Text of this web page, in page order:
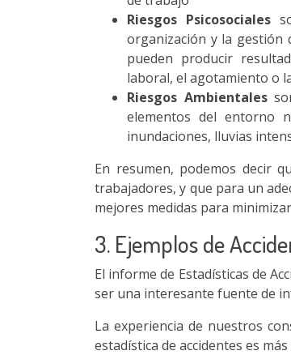
Riesgos Psicosociales
organización y la gestión
pueden producir
laboral, el agotamiento o
Riesgos Ambientales
elementos del entorno
inundaciones, lluvias
En resumen, podemos decir
trabajadores, y que para un
mejores medidas para
3. Ejemplos de
El informe de Estadísticas de
ser una interesante fuente de
La experiencia de nuestros
estadística de accidentes es